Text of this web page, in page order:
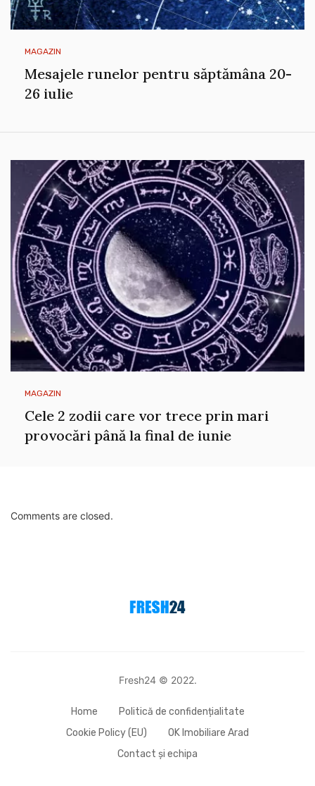
MAGAZIN
Mesajele runelor pentru săptămâna 20-
26 iulie
MAGAZIN
Cele 2 zodii care vor trece prin mari
provocări până la final de iunie
Comments are closed.
Fresh24 © 2022.
Home
Politică de confidențialitate
Cookie Policy (EU)
OK Imobiliare Arad
Contact și echipa